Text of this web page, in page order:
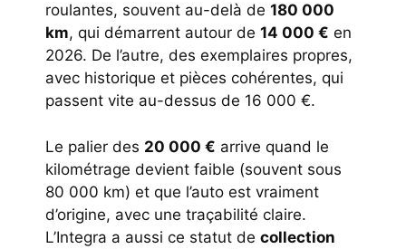
roulantes, souvent au-delà de 180 000
km, qui démarrent autour de 14 000 € en
2026. De l’autre, des exemplaires propres,
avec historique et pièces cohérentes, qui
passent vite au-dessus de 16 000 €.
Le palier des 20 000 € arrive quand le
kilométrage devient faible (souvent sous
80 000 km) et que l’auto est vraiment
d’origine, avec une traçabilité claire.
L’Integra a aussi ce statut de collection